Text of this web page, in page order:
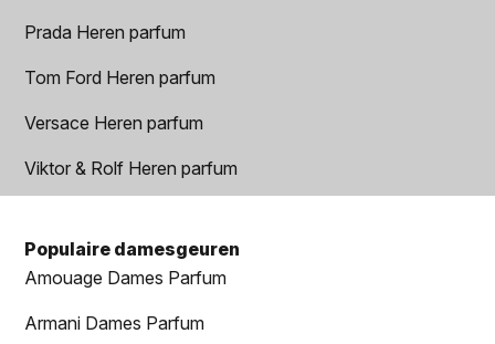
Prada Heren parfum
Tom Ford Heren parfum
Versace Heren parfum
Viktor & Rolf Heren parfum
Populaire damesgeuren
Amouage Dames Parfum
Armani Dames Parfum